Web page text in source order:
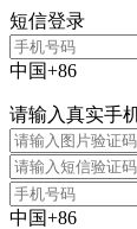
短信登录
中国+86
请输入真实手
中国+86